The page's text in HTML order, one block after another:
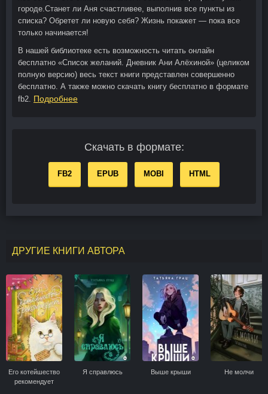
городе.Станет ли Аня счастливее, выполнив все пункты из
списка? Обретет ли новую себя? Жизнь покажет — пока все
только начинается!
В нашей библиотеке есть возможность читать онлайн
бесплатно «Список желаний. Дневник Ани Алёхиной» (целиком
полную версию) весь текст книги представлен совершенно
бесплатно. А также можно скачать книгу бесплатно в формате
fb2. Подробнее
Скачать в формате:
FB2 EPUB MOBI HTML
ДРУГИЕ КНИГИ АВТОРА
Его котейшество
рекомендует
Я справлюсь Выше крыши Не молчи